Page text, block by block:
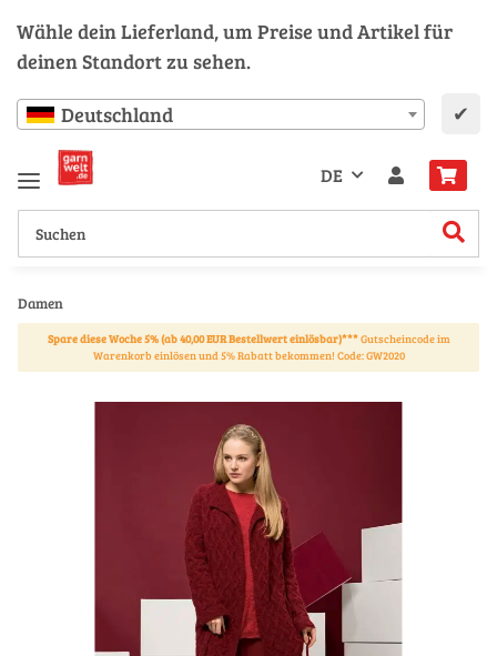
Wähle dein Lieferland, um Preise und Artikel für
deinen Standort zu sehen.
Deutschland ✔
DE
Damen
Spare diese Woche 5% (ab 40,00 EUR Bestellwert einlösbar)***Gutscheincode im
Warenkorb einlösen und 5% Rabatt bekommen! Code: GW2020